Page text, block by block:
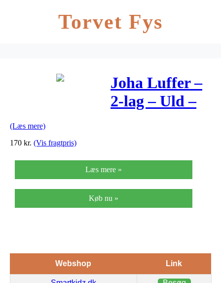
Torvet Fys
Joha Luffer –
2-lag – Uld –
(Læs mere)
170 kr. (Vis fragtpris)
Læs mere »
Køb nu »
Webshop Link